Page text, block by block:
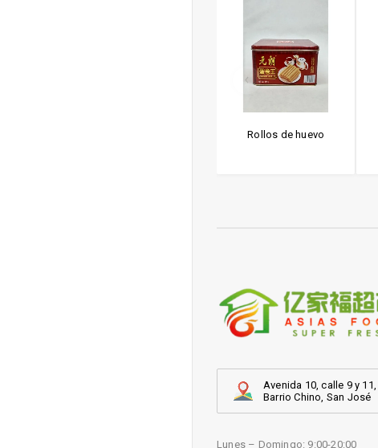
Rollos de huevo
Avenida 10, calle 9 y 11,
Barrio Chino, San José
Lunes – Domingo: 9:00-20:00